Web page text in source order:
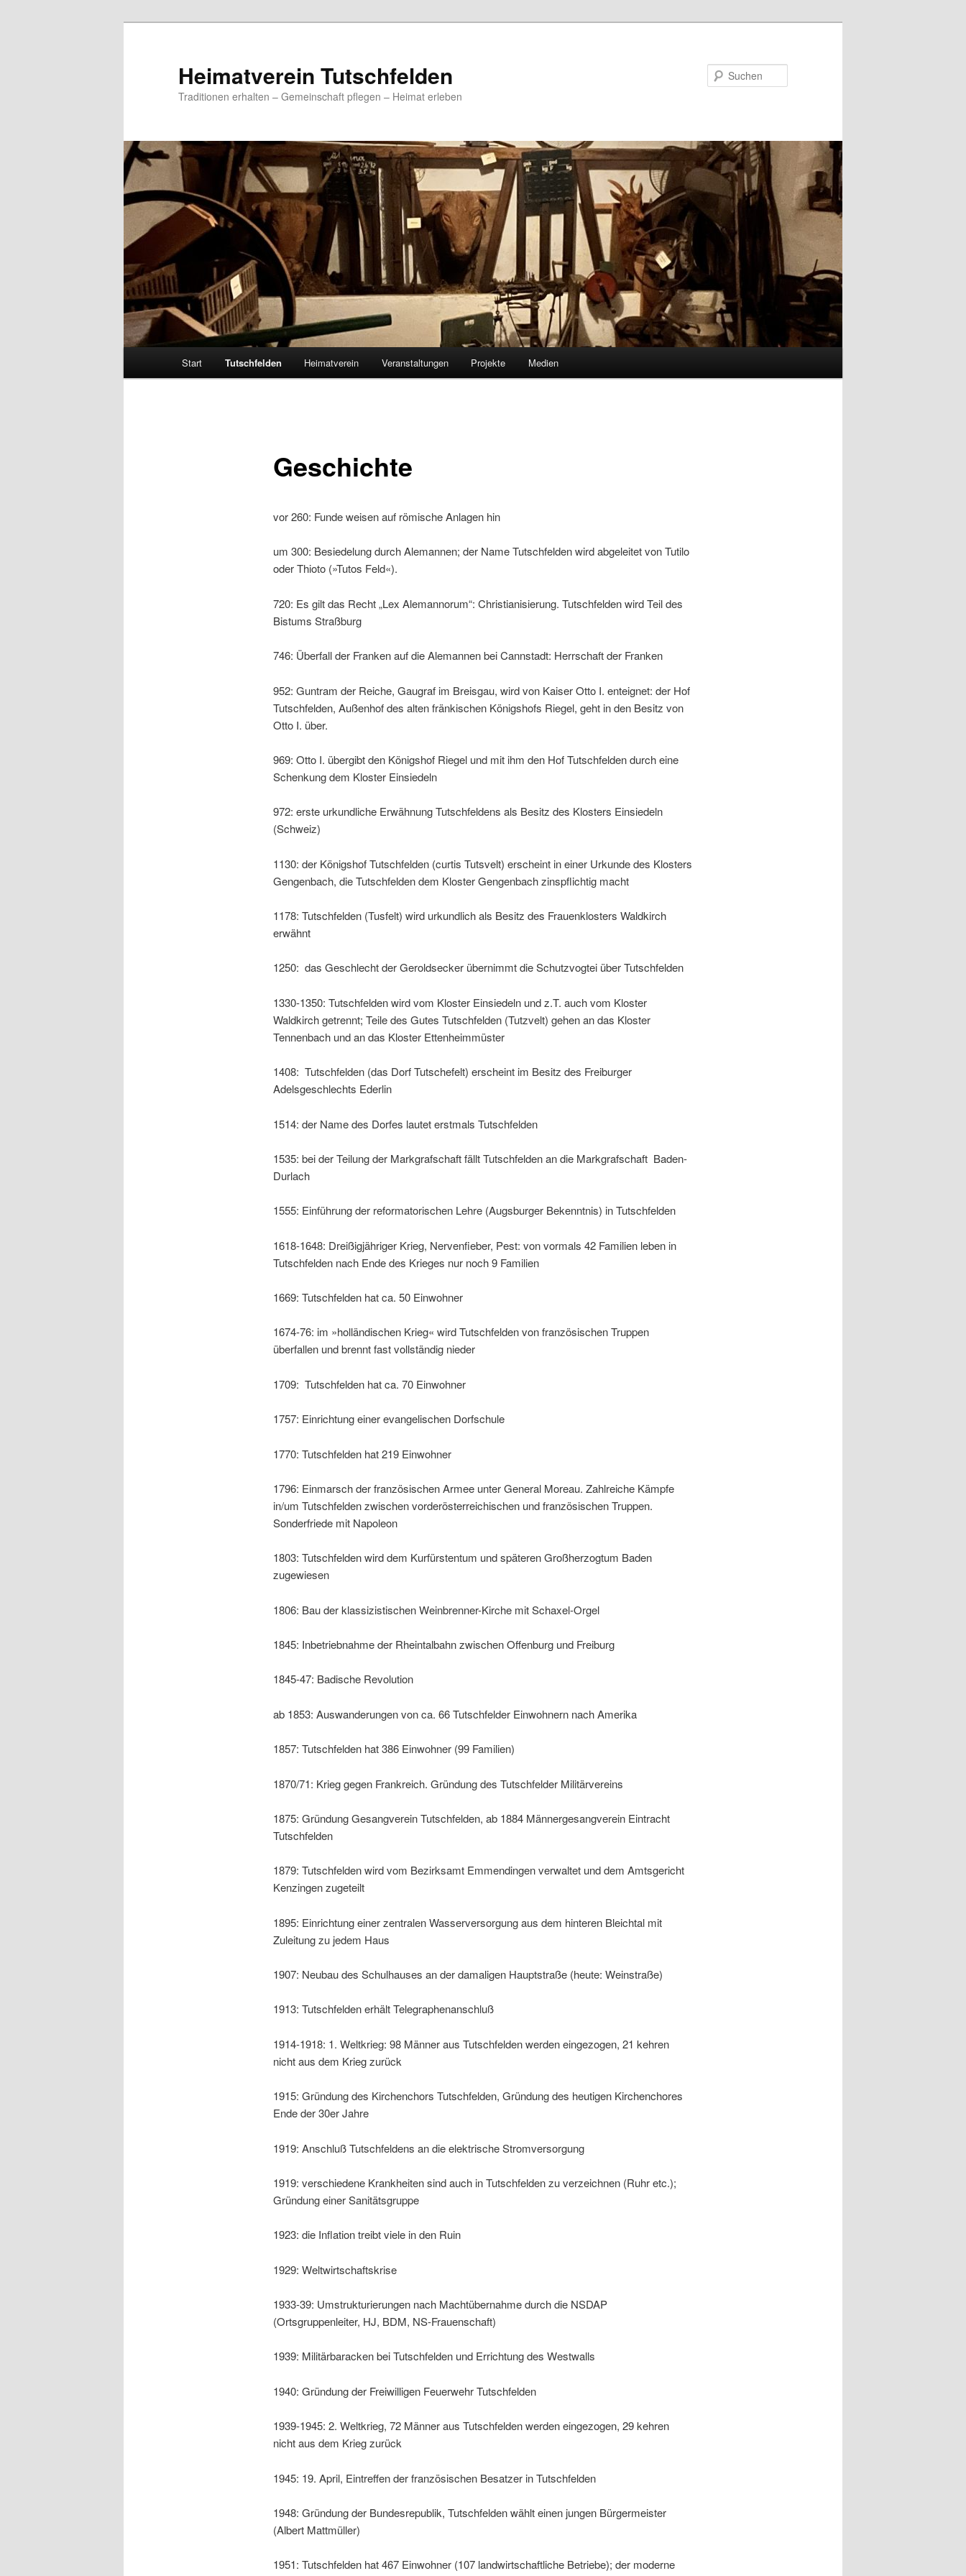
Heimatverein Tutschfelden
Traditionen erhalten – Gemeinschaft pflegen – Heimat erleben
Start Tutschfelden Heimatverein Veranstaltungen Projekte Medien
Geschichte
vor 260: Funde weisen auf römische Anlagen hin
um 300: Besiedelung durch Alemannen; der Name Tutschfelden wird abgeleitet von Tutilo
oder Thioto (»Tutos Feld«).
720: Es gilt das Recht „Lex Alemannorum“: Christianisierung. Tutschfelden wird Teil des
Bistums Straßburg
746: Überfall der Franken auf die Alemannen bei Cannstadt: Herrschaft der Franken
952: Guntram der Reiche, Gaugraf im Breisgau, wird von Kaiser Otto I. enteignet: der Hof
Tutschfelden, Außenhof des alten fränkischen Königshofs Riegel, geht in den Besitz von
Otto I. über.
969: Otto I. übergibt den Königshof Riegel und mit ihm den Hof Tutschfelden durch eine
Schenkung dem Kloster Einsiedeln
972: erste urkundliche Erwähnung Tutschfeldens als Besitz des Klosters Einsiedeln
(Schweiz)
1130: der Königshof Tutschfelden (curtis Tutsvelt) erscheint in einer Urkunde des Klosters
Gengenbach, die Tutschfelden dem Kloster Gengenbach zinspflichtig macht
1178: Tutschfelden (Tusfelt) wird urkundlich als Besitz des Frauenklosters Waldkirch
erwähnt
1250: das Geschlecht der Geroldsecker übernimmt die Schutzvogtei über Tutschfelden
1330-1350: Tutschfelden wird vom Kloster Einsiedeln und z.T. auch vom Kloster
Waldkirch getrennt; Teile des Gutes Tutschfelden (Tutzvelt) gehen an das Kloster
Tennenbach und an das Kloster Ettenheimmüster
1408: Tutschfelden (das Dorf Tutschefelt) erscheint im Besitz des Freiburger
Adelsgeschlechts Ederlin
1514: der Name des Dorfes lautet erstmals Tutschfelden
1535: bei der Teilung der Markgrafschaft fällt Tutschfelden an die Markgrafschaft Baden-
Durlach
1555: Einführung der reformatorischen Lehre (Augsburger Bekenntnis) in Tutschfelden
1618-1648: Dreißigjähriger Krieg, Nervenfieber, Pest: von vormals 42 Familien leben in
Tutschfelden nach Ende des Krieges nur noch 9 Familien
1669: Tutschfelden hat ca. 50 Einwohner
1674-76: im »holländischen Krieg« wird Tutschfelden von französischen Truppen
überfallen und brennt fast vollständig nieder
1709: Tutschfelden hat ca. 70 Einwohner
1757: Einrichtung einer evangelischen Dorfschule
1770: Tutschfelden hat 219 Einwohner
1796: Einmarsch der französischen Armee unter General Moreau. Zahlreiche Kämpfe
in/um Tutschfelden zwischen vorderösterreichischen und französischen Truppen.
Sonderfriede mit Napoleon
1803: Tutschfelden wird dem Kurfürstentum und späteren Großherzogtum Baden
zugewiesen
1806: Bau der klassizistischen Weinbrenner-Kirche mit Schaxel-Orgel
1845: Inbetriebnahme der Rheintalbahn zwischen Offenburg und Freiburg
1845-47: Badische Revolution
ab 1853: Auswanderungen von ca. 66 Tutschfelder Einwohnern nach Amerika
1857: Tutschfelden hat 386 Einwohner (99 Familien)
1870/71: Krieg gegen Frankreich. Gründung des Tutschfelder Militärvereins
1875: Gründung Gesangverein Tutschfelden, ab 1884 Männergesangverein Eintracht
Tutschfelden
1879: Tutschfelden wird vom Bezirksamt Emmendingen verwaltet und dem Amtsgericht
Kenzingen zugeteilt
1895: Einrichtung einer zentralen Wasserversorgung aus dem hinteren Bleichtal mit
Zuleitung zu jedem Haus
1907: Neubau des Schulhauses an der damaligen Hauptstraße (heute: Weinstraße)
1913: Tutschfelden erhält Telegraphenanschluß
1914-1918: 1. Weltkrieg: 98 Männer aus Tutschfelden werden eingezogen, 21 kehren
nicht aus dem Krieg zurück
1915: Gründung des Kirchenchors Tutschfelden, Gründung des heutigen Kirchenchores
Ende der 30er Jahre
1919: Anschluß Tutschfeldens an die elektrische Stromversorgung
1919: verschiedene Krankheiten sind auch in Tutschfelden zu verzeichnen (Ruhr etc.);
Gründung einer Sanitätsgruppe
1923: die Inflation treibt viele in den Ruin
1929: Weltwirtschaftskrise
1933-39: Umstrukturierungen nach Machtübernahme durch die NSDAP
(Ortsgruppenleiter, HJ, BDM, NS-Frauenschaft)
1939: Militärbaracken bei Tutschfelden und Errichtung des Westwalls
1940: Gründung der Freiwilligen Feuerwehr Tutschfelden
1939-1945: 2. Weltkrieg, 72 Männer aus Tutschfelden werden eingezogen, 29 kehren
nicht aus dem Krieg zurück
1945: 19. April, Eintreffen der französischen Besatzer in Tutschfelden
1948: Gründung der Bundesrepublik, Tutschfelden wählt einen jungen Bürgermeister
(Albert Mattmüller)
1951: Tutschfelden hat 467 Einwohner (107 landwirtschaftliche Betriebe); der moderne